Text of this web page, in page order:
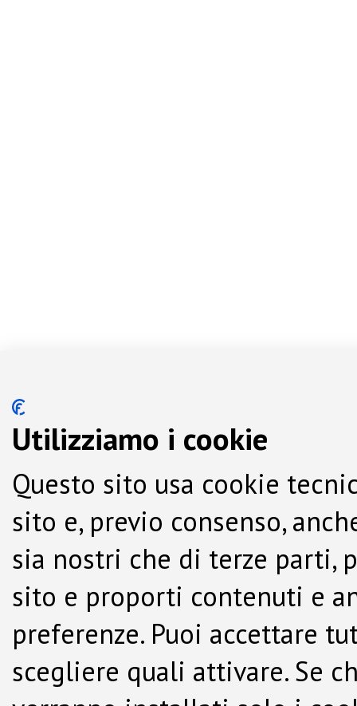
Utilizziamo i cookie
Questo sito usa cookie
sito e, previo consenso,
sia nostri che di terze parti,
sito e proporti contenuti e
preferenze. Puoi accettare
scegliere quali attivare. Se